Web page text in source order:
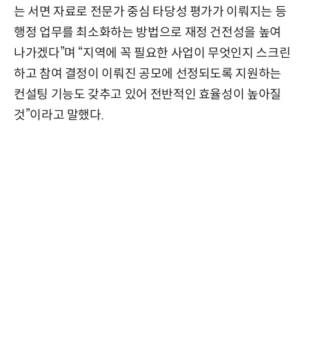
는 서면 자료로 전문가 중심 타당성 평가가 이뤄지는 등
행정 업무를 최소화하는 방법으로 재정 건전성을 높여
나가겠다”며 “지역에 꼭 필요한 사업이 무엇인지 스크린
하고 참여 결정이 이뤄진 공모에 선정되도록 지원하는
컨설팅 기능도 갖추고 있어 전반적인 효율성이 높아질
것”이라고 말했다.